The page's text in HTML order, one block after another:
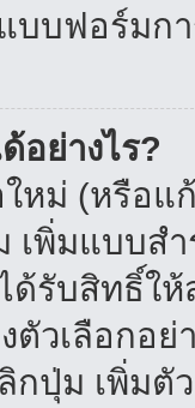
บบฟอร์มก
อย่างไร?
หม่ (หรือ
เพิ่มแบบส
รับสิทธิ์ใ
วเลือกอย่
ปุ่ม เพิ่มตั